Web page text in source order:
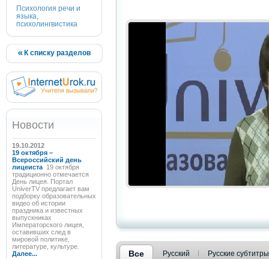
Психология речи и
языка,
психолингвистика
К списку разделов
Новости
19.10.2012
19 октября –
Всероссийский день
лицеиста 19 октября
традиционно отмечается
День лицея. Портал
UniverTV предлагает вам
подборку образовательных
видео об истории
праздника и известных
выпускниках
Императорского лицея,
оставивших след в
мировой политике,
литературе, культуре.
Далее...
Все Русский Русские субтитры